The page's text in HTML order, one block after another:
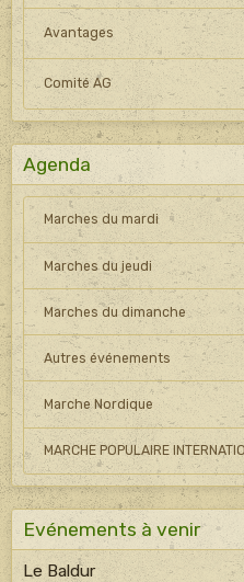
Avantages
Comité AG
Agenda
Marches du mardi
Marches du jeudi
Marches du dimanche
Autres événements
Marche Nordique
MARCHE POPULAIRE
Evénements à venir
Le Baldur